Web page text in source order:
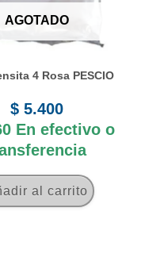
AGOTADO
4 Rosa PESCIO
$5.400
En efectivo o
al carrito